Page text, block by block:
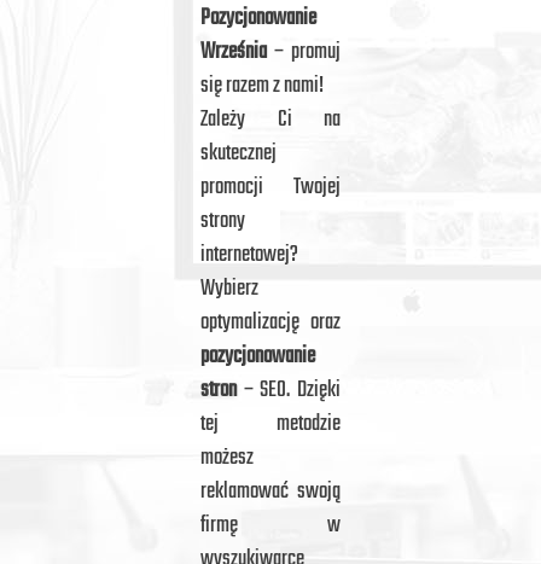
Pozycjonowanie
Września– promuj
się razem z nami!
Zależy Ci na
skutecznej
promocji Twojej
strony
internetowej?
Wybierz
optymalizację oraz
pozycjonowanie
stron– SEO. Dzięki
tej metodzie
możesz
reklamować swoją
firmę w